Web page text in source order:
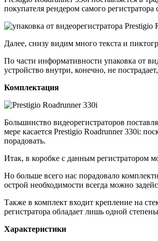
покупателя рендером самого
Далее, снизу видим много текста и
По части информативности упаковка от
устройство внутри, конечно, не
Комплектация
Большинство видеорегистраторов
мере касается Prestigio Roadrunner 330i:
порадовать.
Итак, в коробке с данным регистратором
Но больше всего нас порадовало
острой необходимости всегда можно
Также в комплект входит крепление на
регистратора обладает лишь одной
Характеристики